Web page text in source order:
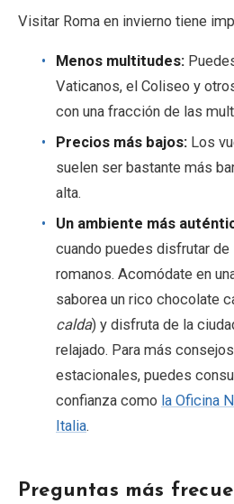
Visitar Roma en invierno tiene
Menos multitudes:
Vaticanos, el Coliseo y
con una fracción de las
Precios más bajos: Los
suelen ser bastante más
alta.
Un ambiente más
cuando puedes disfrutar de
romanos. Acomódate en
saborea un rico chocolate
calda) y disfruta de la
relajado. Para más
estacionales, puedes
confianza como la Oficina
Italia.
Preguntas más